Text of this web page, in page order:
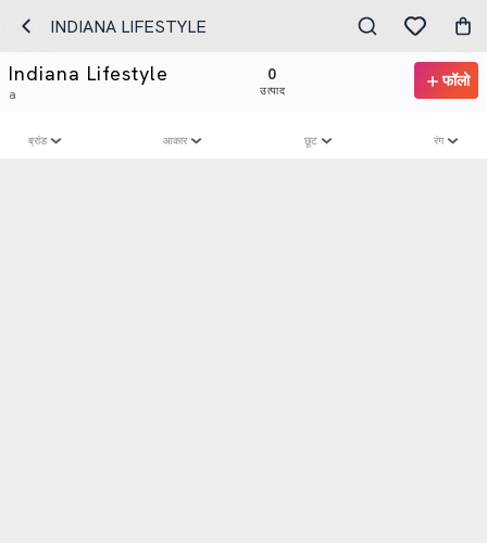
INDIANA LIFESTYLE
Indiana Lifestyle
a
0
उत्पाद
फॉलो
ब्रांड आकार छूट रंग